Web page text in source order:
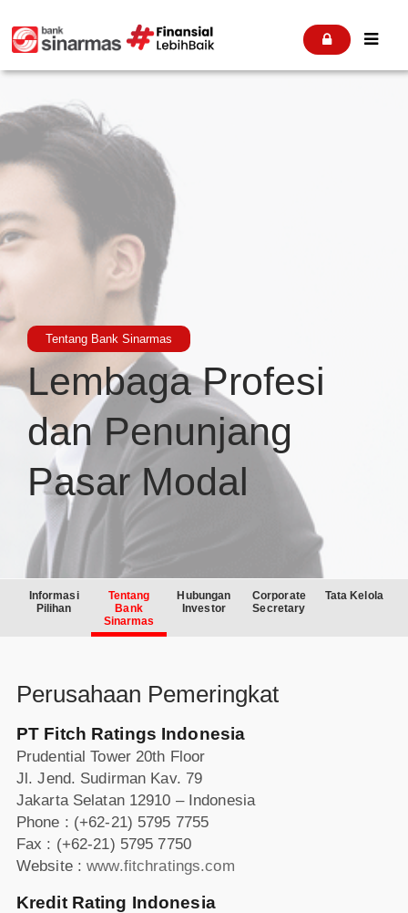
 
Tentang Bank Sinarmas
Lembaga Profesi
dan Penunjang
Pasar Modal
Informasi
Pilihan
Tentang
Bank
Sinarmas
Hubungan
Investor
Corporate
Secretary
Tata Kelola
Perusahaan Pemeringkat
PT Fitch Ratings Indonesia
Prudential Tower 20th Floor
Jl. Jend. Sudirman Kav. 79
Jakarta Selatan 12910 – Indonesia
Phone : (+62-21) 5795 7755
Fax : (+62-21) 5795 7750
Website :www.fitchratings.com
Kredit Rating Indonesia